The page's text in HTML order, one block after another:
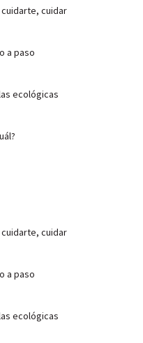
cuidar
a paso
ecológicas
cuidar
a paso
ecológicas